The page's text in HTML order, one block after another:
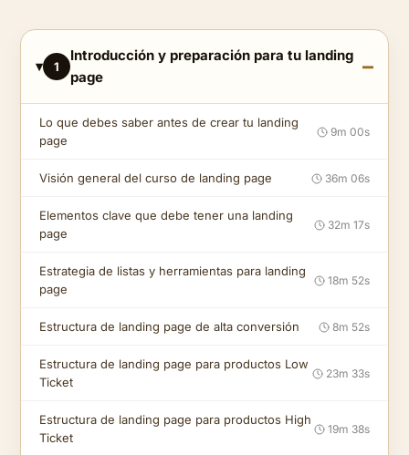
1
Introducción y preparación para tu landing
page
Lo que debes saber antes de crear tu landing
page
9m 00s
Visión general del curso de landing page 36m 06s
Elementos clave que debe tener una landing
page
32m 17s
Estrategia de listas y herramientas para landing
page
18m 52s
Estructura de landing page de alta conversión 8m 52s
Estructura de landing page para productos Low
Ticket
23m 33s
Estructura de landing page para productos High
Ticket
19m 38s